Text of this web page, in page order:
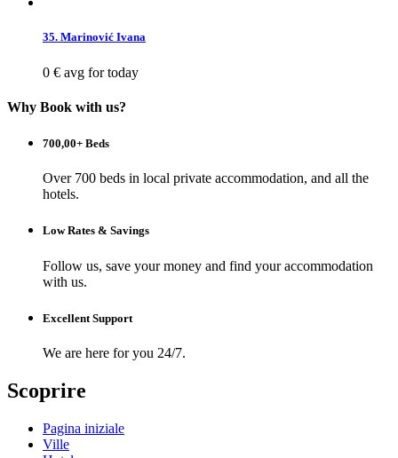
35. Marinović Ivana
0 € avg for today
Why Book with us?
700,00+ Beds
Over 700 beds in local private accommodation, and all the
hotels.
Low Rates & Savings
Follow us, save your money and find your accommodation
with us.
Excellent Support
We are here for you 24/7.
Scoprire
Pagina iniziale
Ville